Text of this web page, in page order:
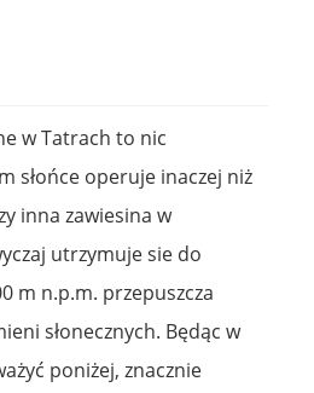
w Tatrach to nic
słońce operuje inaczej niż
inna zawiesina w
utrzymuje sie do
m n.p.m. przepuszcza
słonecznych. Będąc w
poniżej, znacznie